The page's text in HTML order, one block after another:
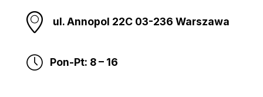
ul. Annopol 22C 03-236 Warszawa
Pon-Pt: 8 – 16